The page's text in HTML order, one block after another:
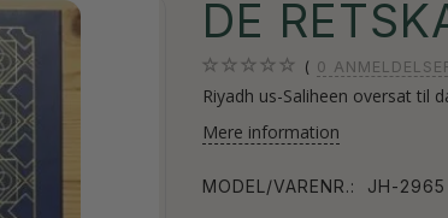
DE
0
Riyadh us-Saliheen oversat til
Mere information
MODEL/VARENR.: JH-2965